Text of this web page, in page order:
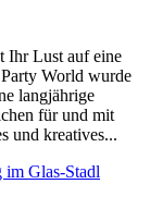
Ihr Lust auf eine
World wurde
langjährige
für und mit
und kreatives...